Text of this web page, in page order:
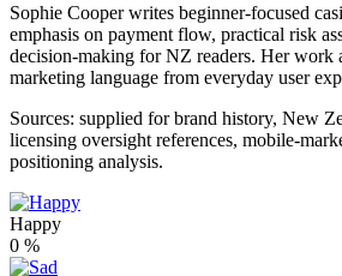
Sophie Cooper writes beginner-focused
emphasis on payment flow, practical risk
decision-making for NZ readers. Her work
marketing language from everyday user
Sources: supplied for brand history, New
licensing oversight references, mobile-
positioning analysis.
Happy
0 %